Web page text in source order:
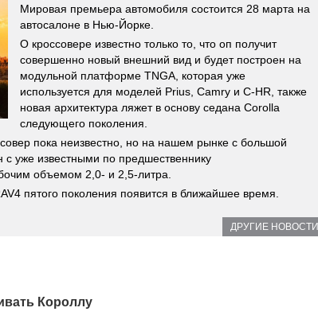
Мировая премьера автомобиля состоится 28 марта на
автосалоне в Нью-Йорке.
О кроссовере известно только то, что оп получит
совершенно новый внешний вид и будет построен на
модульной платформе TNGA, которая уже
используется для моделей Prius, Camry и C-HR, также
новая архитектура ляжет в основу седана Corolla
следующего поколения.
пока неизвестно, но на нашем рынке с большой
с уже известными по предшественнику
объемом 2,0- и 2,5-литра.
пятого поколения появится в ближайшее время.
ДРУГИЕ НОВОСТИ
Короллу